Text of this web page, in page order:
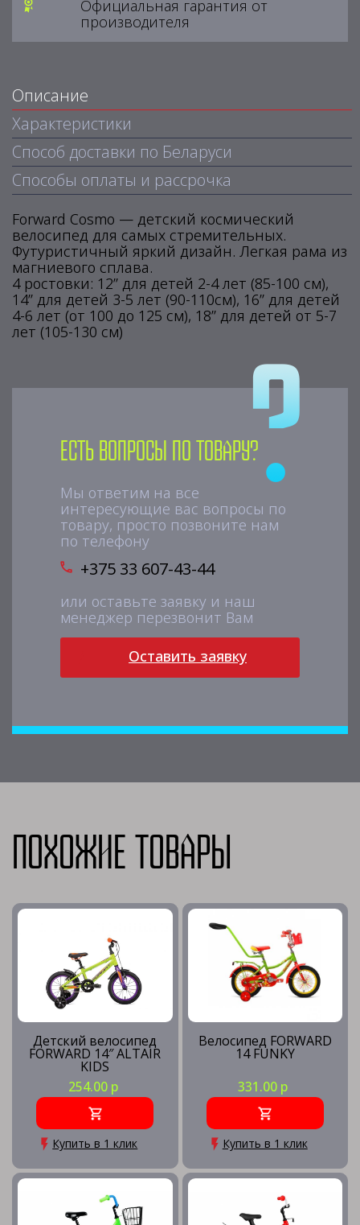
Официальная гарантия от
производителя
Описание
Характеристики
Способ доставки по Беларуси
Способы оплаты и рассрочка
Forward Cosmo — детский космический
велосипед для самых стремительных.
Футуристичный яркий дизайн. Легкая рама из
магниевого сплава.
4 ростовки: 12” для детей 2-4 лет (85-100 см),
14” для детей 3-5 лет (90-110см), 16” для детей
4-6 лет (от 100 до 125 см), 18” для детей от 5-7
лет (105-130 см)
Есть вопросы по товару?
Мы ответим на все
интересующие вас вопросы по
товару, просто позвоните нам
по телефону
+375 33 607-43-44
или оставьте заявку и наш
менеджер перезвонит Вам
Оставить заявку
Похожие товары
Детский велосипед
FORWARD 14″ ALTAIR
KIDS
254.00 р
Купить в 1 клик
Велосипед FORWARD
14 FUNKY
331.00 р
Купить в 1 клик